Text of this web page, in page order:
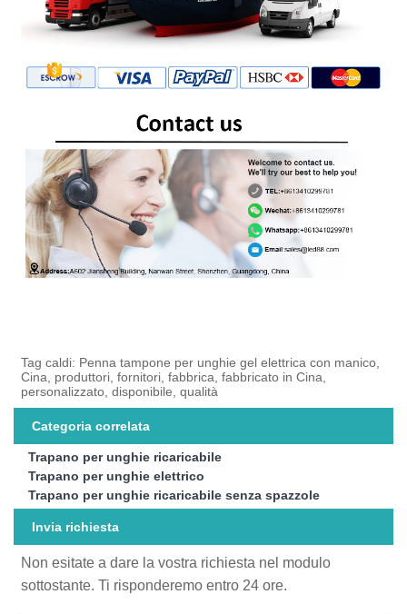
Tag caldi: Penna tampone per unghie gel elettrica con manico,
Cina, produttori, fornitori, fabbrica, fabbricato in Cina,
personalizzato, disponibile, qualità
Categoria correlata
Trapano per unghie ricaricabile
Trapano per unghie elettrico
Trapano per unghie ricaricabile senza spazzole
Invia richiesta
Non esitate a dare la vostra richiesta nel modulo
sottostante. Ti risponderemo entro 24 ore.